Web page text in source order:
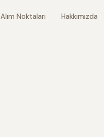
Alım Noktaları Hakkımızda